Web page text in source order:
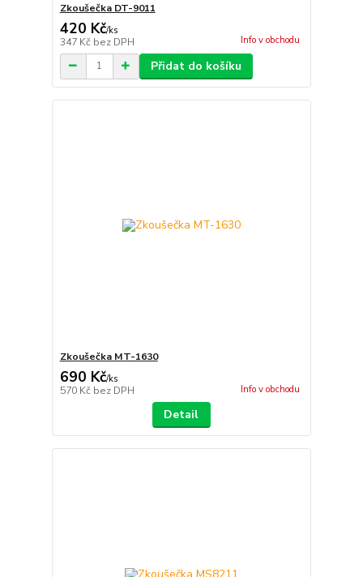
Zkoušečka DT-9011
420 Kč/ks
347 Kč bez DPH Info v obchodu
Přidat do košíku
Zkoušečka MT-1630
690 Kč/ks
570 Kč bez DPH Info v obchodu
Detail